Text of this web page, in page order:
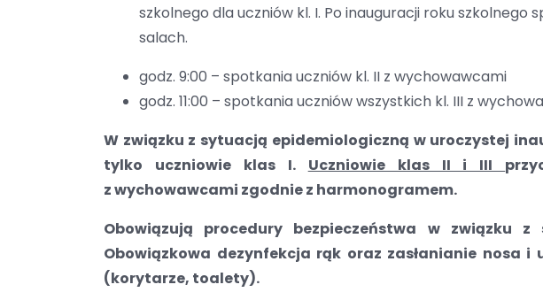
szkolnego dla uczniów kl. I. Po inauguracji roku
salach.
godz. 9:00 – spotkania uczniów kl. II z wychowawcami
godz. 11:00 – spotkania uczniów wszystkich kl. III z
W związku z sytuacją epidemiologiczną w uroczystej
tylko uczniowie klas I. Uczniowie klas II i III
z wychowawcami zgodnie z harmonogramem.
Obowiązują procedury bezpieczeństwa w związku
Obowiązkowa dezynfekcja rąk oraz zasłanianie nosa
(korytarze, toalety).